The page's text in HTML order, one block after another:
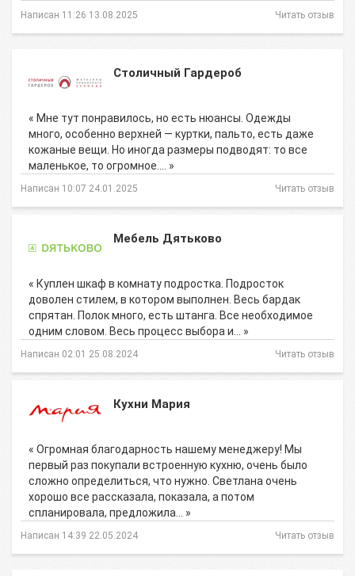
Написан 11:26 13.08.2025 Читать отзыв
Столичный Гардероб
« Мне тут понравилось, но есть нюансы. Одежды
много, особенно верхней — куртки, пальто, есть даже
кожаные вещи. Но иногда размеры подводят: то все
маленькое, то огромное.… »
Написан 10:07 24.01.2025 Читать отзыв
Мебель Дятьково
« Куплен шкаф в комнату подростка. Подросток
доволен стилем, в котором выполнен. Весь бардак
спрятан. Полок много, есть штанга. Все необходимое
одним словом. Весь процесс выбора и… »
Написан 02:01 25.08.2024 Читать отзыв
Кухни Мария
« Огромная благодарность нашему менеджеру! Мы
первый раз покупали встроенную кухню, очень было
сложно определиться, что нужно. Светлана очень
хорошо все рассказала, показала, а потом
спланировала, предложила… »
Написан 14:39 22.05.2024 Читать отзыв